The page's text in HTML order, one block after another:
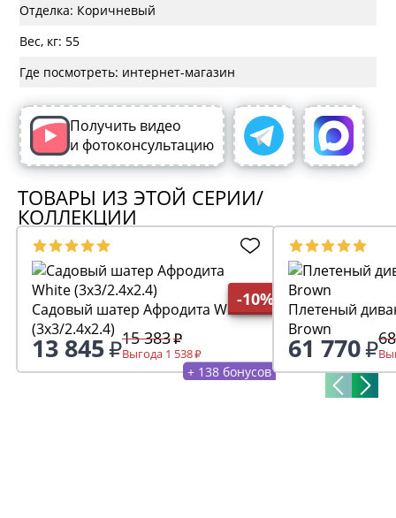
Отделка: Коричневый
Вес, кг: 55
Где посмотреть: интернет-магазин
Получить видео
и фотоконсультацию
ТОВАРЫ ИЗ ЭТОЙ СЕРИИ/
КОЛЛЕКЦИИ
-10%
Садовый шатер Афродита White
(3x3/2.4x2.4)
13 845 15 383
Выгода 1 538
+ 138 бонусов
Плетеный диван
Brown
61 770